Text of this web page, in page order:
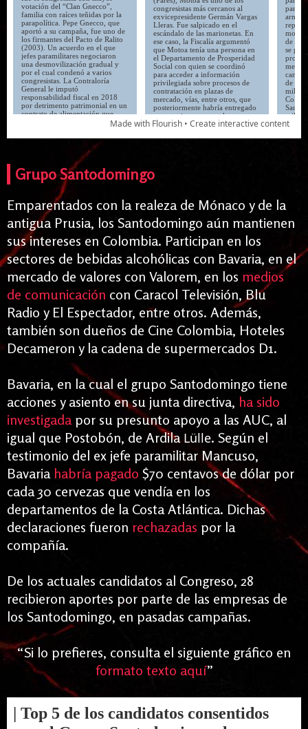
Grupo Santodomingo
Emparentados con la realeza de Mónaco y de la
antigua Prusia, los Santodomingo aún mantienen
sus intereses en Colombia. Participan en los
sectores de bebidas alcohólicas con Bavaria, en el
mercado de valores con Valorem, en los medios
de comunicación con Caracol Televisión, Blu
Radio y El Espectador, entre otros. Además,
también son dueños de Cine Colombia, Hoteles
Decameron y la cadena de supermercados D1.
Bavaria, en la cual el grupo Santodomingo tiene
acciones y asiento en su junta directiva, ha sido
investigadapor su presunto apoyo a las AUC, al
igual que Postobón, de ArdilaLülle. Según el
testimonio del ex jefe paramilitar Mancuso,
Bavaria habría pagado $70 centavos de dólar por
cada 30 cervezas que vendía en los
departamentos de la Costa Atlántica. Dichas
declaraciones fueron rechazadas por la
compañía.
De los actuales candidatos al Congreso, 28
recibieron aportes por parte de las empresas de
los Santodomingo, en pasadas campañas.
“Si lo prefieres, consulta el siguiente gráfico en
formato texto aquí”